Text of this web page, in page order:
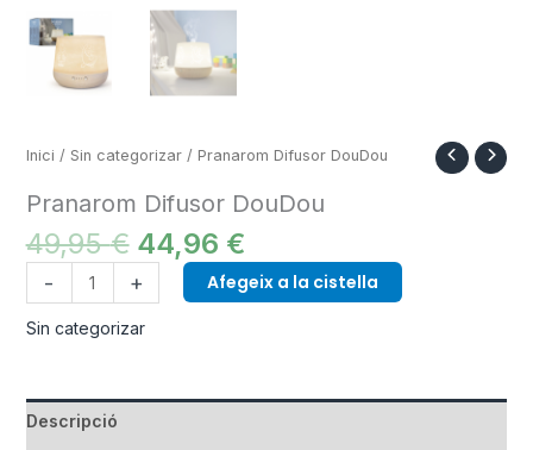
Inici / Sin categorizar/ Pranarom Difusor DouDou
Pranarom Difusor DouDou
49,95€ 44,96 €
- + Afegeix a la cistella
Sin categorizar
Descripció